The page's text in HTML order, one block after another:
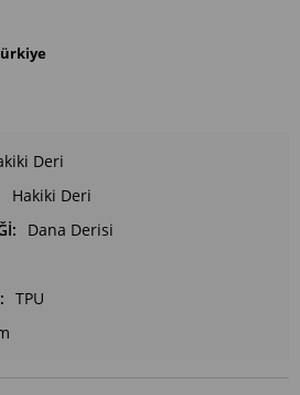
Deri
Hakiki Deri
Dana Derisi
TPU